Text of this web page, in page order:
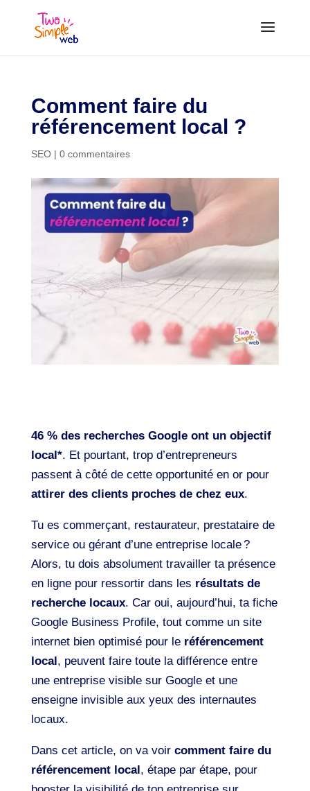
Comment faire du
référencement local ?
SEO| 0 commentaires
46 % des recherches Google ont un objectif
local*. Et pourtant, trop d’entrepreneurs
passent à côté de cette opportunité en or pour
attirer des clients proches de chez eux.
Tu es commerçant, restaurateur, prestataire de
service ou gérant d’une entreprise locale ?
Alors, tu dois absolument travailler ta présence
en ligne pour ressortir dans les résultats de
recherche locaux. Car oui, aujourd’hui, ta fiche
Google Business Profile, tout comme un site
internet bien optimisé pour le référencement
local, peuvent faire toute la différence entre
une entreprise visible sur Google et une
enseigne invisible aux yeux des internautes
locaux.
Dans cet article, on va voir comment faire du
référencement local, étape par étape, pour